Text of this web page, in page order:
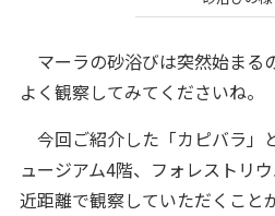
マーラの砂浴びは突然始まる
よく観察してみてくださいね。
今回ご紹介した「カピバラ」
ュージアム4階、フォレストリ
近距離で観察していただくこと